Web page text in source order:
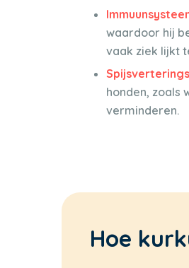
waardoor hij
vaak ziek lijkt
honden, zoals
verminderen.
Hoe